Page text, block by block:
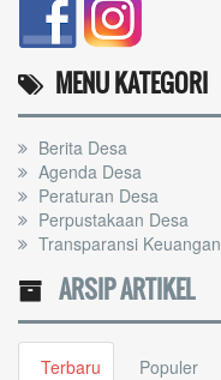
MENU KATEGORI
Berita Desa
Agenda Desa
Peraturan Desa
Perpustakaan Desa
Transparansi Keuangan
ARSIP ARTIKEL
Terbaru Populer